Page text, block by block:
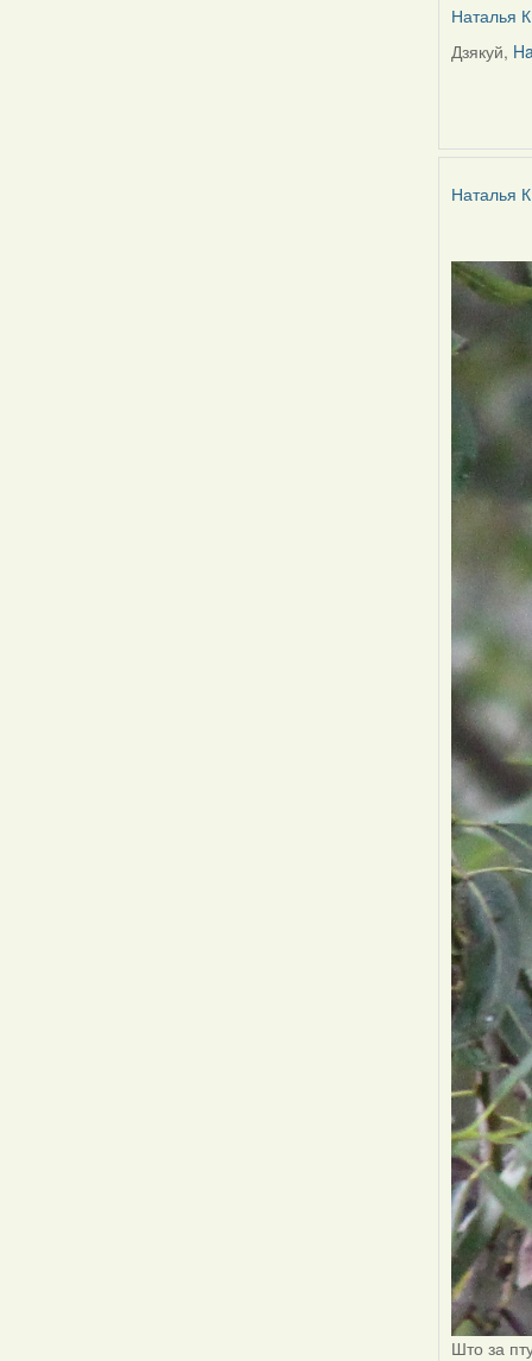
Наталья К
In
Harrier
Дзякуй,
Наталья К
Што за